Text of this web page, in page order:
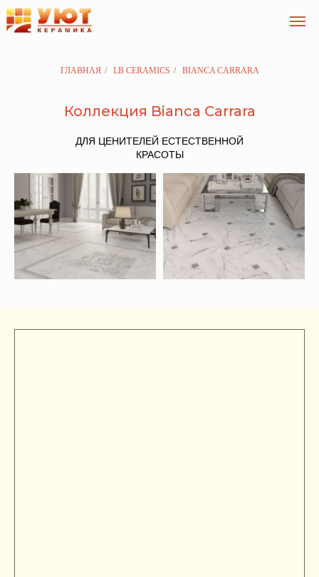
ГЛАВНАЯ / LB CERAMICS / BIANCA CARRARA
Коллекция Bianca Carrara
ДЛЯ ЦЕНИТЕЛЕЙ ЕСТЕСТВЕННОЙ
КРАСОТЫ